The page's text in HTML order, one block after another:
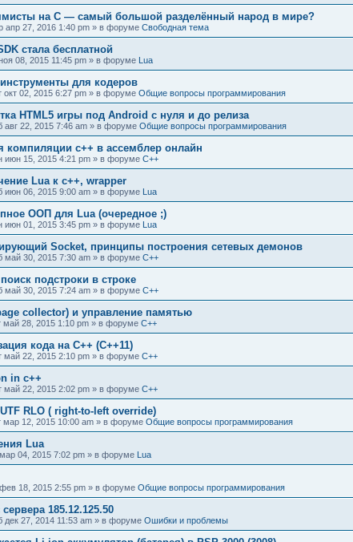
на C — самый большой разделённый народ в мире?
апр 27, 2016 1:40 pm » в форуме Свободная тема
стала бесплатной
08, 2015 11:45 pm » в форуме Lua
для кодеров
окт 02, 2015 6:27 pm » в форуме Общие вопросы программирования
HTML5 игры под Android с нуля и до релиза
авг 22, 2015 7:46 am » в форуме Общие вопросы программирования
компиляции c++ в ассемблер онлайн
июн 15, 2015 4:21 pm » в форуме C++
Lua к c++, wrapper
июн 06, 2015 9:00 am » в форуме Lua
ООП для Lua (очередное ;)
июн 01, 2015 3:45 pm » в форуме Lua
Socket, принципы построения сетевых демонов
май 30, 2015 7:30 am » в форуме C++
подстроки в строке
май 30, 2015 7:24 am » в форуме C++
collector) и управление памятью
май 28, 2015 1:10 pm » в форуме C++
кода на C++ (C++11)
май 22, 2015 2:10 pm » в форуме C++
in с++
май 22, 2015 2:02 pm » в форуме C++
RLO ( right-to-left override)
мар 12, 2015 10:00 am » в форуме Общие вопросы программирования
Lua
04, 2015 7:02 pm » в форуме Lua
18, 2015 2:55 pm » в форуме Общие вопросы программирования
185.12.125.50
дек 27, 2014 11:53 am » в форуме Ошибки и проблемы